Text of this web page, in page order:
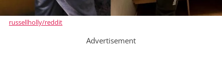
russellholly/reddit
Advertisement